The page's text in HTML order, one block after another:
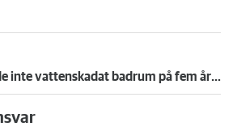
Anmälde inte vattenskadat badrum på fem år – krävs på 125 000 kronor